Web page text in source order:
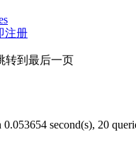
注册
转到最后一页
0.053654 second(s), 20